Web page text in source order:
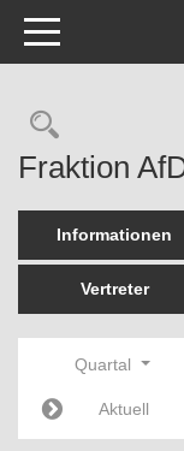
Toggle navigation
Fraktion
Informationen
Vertreter
Quartal
Aktuell